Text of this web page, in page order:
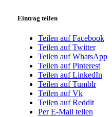
Eintrag teilen
Teilen auf Facebook
Teilen auf Twitter
Teilen auf WhatsApp
Teilen auf Pinterest
Teilen auf LinkedIn
Teilen auf Tumblr
Teilen auf Vk
Teilen auf Reddit
Per E-Mail teilen